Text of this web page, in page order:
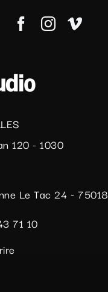
120 - 1030
Le Tac 24 - 75018
71 10